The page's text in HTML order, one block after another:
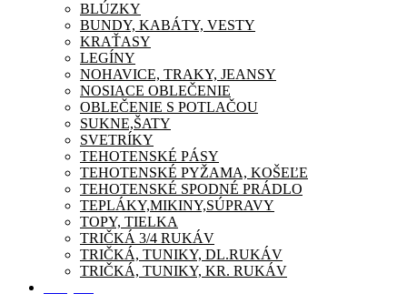
BLÚZKY
BUNDY, KABÁTY, VESTY
KRAŤASY
LEGÍNY
NOHAVICE, TRAKY, JEANSY
NOSIACE OBLEČENIE
OBLEČENIE S POTLAČOU
SUKNE,ŠATY
SVETRÍKY
TEHOTENSKÉ PÁSY
TEHOTENSKÉ PYŽAMA, KOŠEĽE
TEHOTENSKÉ SPODNÉ PRÁDLO
TEPLÁKY,MIKINY,SÚPRAVY
TOPY, TIELKA
TRIČKÁ 3/4 RUKÁV
TRIČKÁ, TUNIKY, DL.RUKÁV
TRIČKÁ, TUNIKY, KR. RUKÁV